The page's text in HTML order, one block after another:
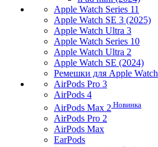
Apple Watch Series 11
Apple Watch SE 3 (2025)
Apple Watch Ultra 3
Apple Watch Series 10
Apple Watch Ultra 2
Apple Watch SE (2024)
Ремешки для Apple Watch
AirPods Pro 3
AirPods 4
AirPods Max 2 Новинка
AirPods Pro 2
AirPods Max
EarPods